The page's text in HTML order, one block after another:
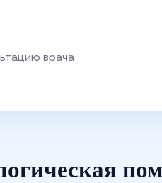
врача